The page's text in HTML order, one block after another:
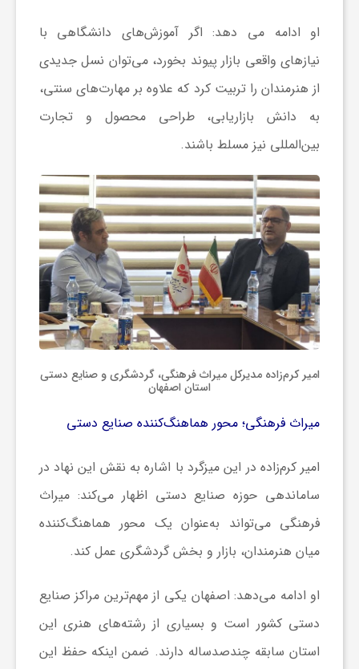
او ادامه می دهد: اگر آموزش‌های دانشگاهی با
نیازهای واقعی بازار پیوند بخورد، می‌توان نسل جدیدی
از هنرمندان را تربیت کرد که علاوه بر مهارت‌های سنتی،
به دانش بازاریابی، طراحی محصول و تجارت
بین‌المللی نیز مسلط باشند.
امیر کرم‌زاده مدیرکل میراث فرهنگی، گردشگری و صنایع دستی
استان اصفهان
میراث فرهنگی؛ محور هماهنگ‌کننده صنایع دستی
امیر کرم‌زاده در این میزگرد با اشاره به نقش این نهاد در
ساماندهی حوزه صنایع دستی اظهار می‌کند: میراث
فرهنگی می‌تواند به‌عنوان یک محور هماهنگ‌کننده
میان هنرمندان، بازار و بخش گردشگری عمل کند.
او ادامه می‌دهد: اصفهان یکی از مهم‌ترین مراکز صنایع
دستی کشور است و بسیاری از رشته‌های هنری این
استان سابقه چندصدساله دارند. ضمن اینکه حفظ این